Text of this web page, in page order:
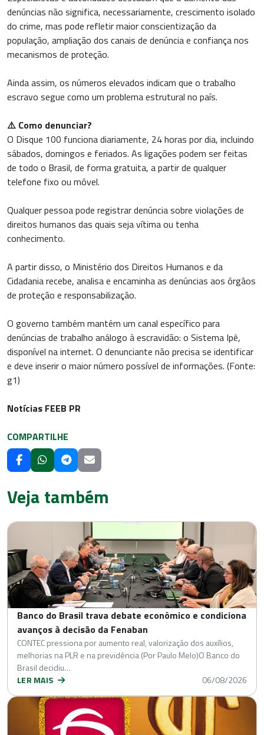
denúncias não significa, necessariamente, crescimento isolado
do crime, mas pode refletir maior conscientização da
população, ampliação dos canais de denúncia e confiança nos
mecanismos de proteção.
Ainda assim, os números elevados indicam que o trabalho
escravo segue como um problema estrutural no país.
⚠️ Como denunciar?
O Disque 100 funciona diariamente, 24 horas por dia, incluindo
sábados, domingos e feriados. As ligações podem ser feitas
de todo o Brasil, de forma gratuita, a partir de qualquer
telefone fixo ou móvel.
Qualquer pessoa pode registrar denúncia sobre violações de
direitos humanos das quais seja vítima ou tenha
conhecimento.
A partir disso, o Ministério dos Direitos Humanos e da
Cidadania recebe, analisa e encaminha as denúncias aos órgãos
de proteção e responsabilização.
O governo também mantém um canal específico para
denúncias de trabalho análogo à escravidão: o Sistema Ipê,
disponível na internet. O denunciante não precisa se identificar
e deve inserir o maior número possível de informações. (Fonte:
g1)
Notícias FEEB PR
COMPARTILHE
Veja também
Banco do Brasil trava debate econômico e condiciona
avanços à decisão da Fenaban
CONTEC pressiona por aumento real, valorização dos auxílios,
melhorias na PLR e na previdência (Por Paulo Melo)O Banco do
Brasil decidiu…
LER MAIS
06/08/2026